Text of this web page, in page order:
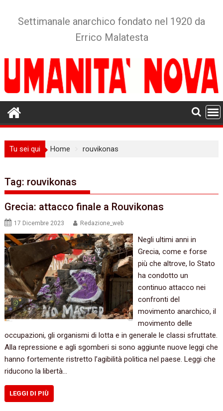
Settimanale anarchico fondato nel 1920 da
Errico Malatesta
Tu sei qui Home rouvikonas
Tag: rouvikonas
Grecia: attacco finale a Rouvikonas
17 Dicembre 2023 Redazione_web
Negli ultimi anni in
Grecia, come e forse
più che altrove, lo Stato
ha condotto un
continuo attacco nei
confronti del
movimento anarchico, il
movimento delle
occupazioni, gli organismi di lotta e in generale le classi sfruttate.
Alla repressione e agli sgomberi si sono aggiunte nuove leggi che
hanno fortemente ristretto l’agibilità politica nel paese. Leggi che
riducono la libertà…
LEGGI DI PIÙ